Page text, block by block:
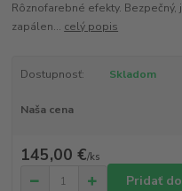
Rôznofarebné efekty.
zapálen... celý popis
Dostupnosť: Skladom
Naša cena
145,00 €/ks
Pridať